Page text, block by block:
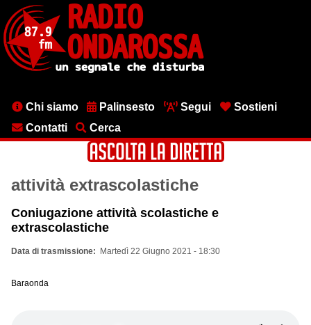
contenuto
principale
MenuChi siamo Palinsesto Segui
Sostieni
Contatti
Cerca
attività extrascolastiche
Coniugazione attività scolastiche e
extrascolastiche
Data di trasmissione Martedì 22 Giugno 2021 - 18:30
Baraonda